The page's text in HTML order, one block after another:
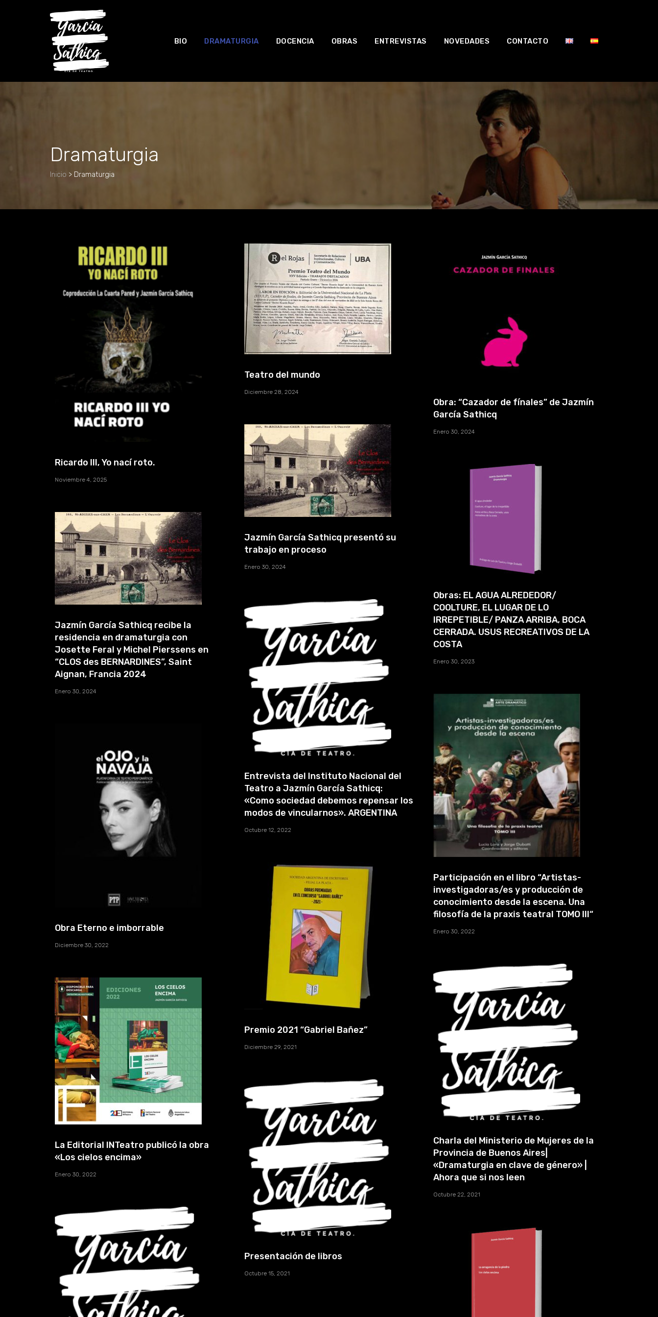
BIO DRAMATURGIA DOCENCIA OBRAS ENTREVISTAS NOVEDADES CONTACTO
Dramaturgia
Inicio > Dramaturgia
Ricardo III, Yo nací roto.
Noviembre 4, 2025
Teatro del mundo
Diciembre 28, 2024
Obra: “Cazador de fínales” de Jazmín
García Sathicq
Enero 30, 2024
Jazmín García Sathicq recibe la
residencia en dramaturgia con
Josette Feral y Michel Pierssens en
“CLOS des BERNARDINES”, Saint
Aignan, Francia 2024
Enero 30, 2024
Jazmín García Sathicq presentó su
trabajo en proceso
Enero 30, 2024
Obras: EL AGUA ALREDEDOR/
COOLTURE, EL LUGAR DE LO
IRREPETIBLE/ PANZA ARRIBA, BOCA
CERRADA. USUS RECREATIVOS DE LA
COSTA
Enero 30, 2023
Obra Eterno e imborrable
Diciembre 30, 2022
Entrevista del Instituto Nacional del
Teatro a Jazmín García Sathicq:
«Como sociedad debemos repensar los
modos de vincularnos». ARGENTINA
Octubre 12, 2022
Participación en el libro “Artistas-
investigadoras/es y producción de
conocimiento desde la escena. Una
filosofía de la praxis teatral TOMO III“
Enero 30, 2022
La Editorial INTeatro publicó la obra
«Los cielos encima»
Enero 30, 2022
Premio 2021 “Gabriel Bañez”
Diciembre 29, 2021
Charla del Ministerio de Mujeres de la
Provincia de Buenos Aires|
«Dramaturgia en clave de género» |
Ahora que si nos leen
Octubre 22, 2021
Presentación de libros
Octubre 15, 2021